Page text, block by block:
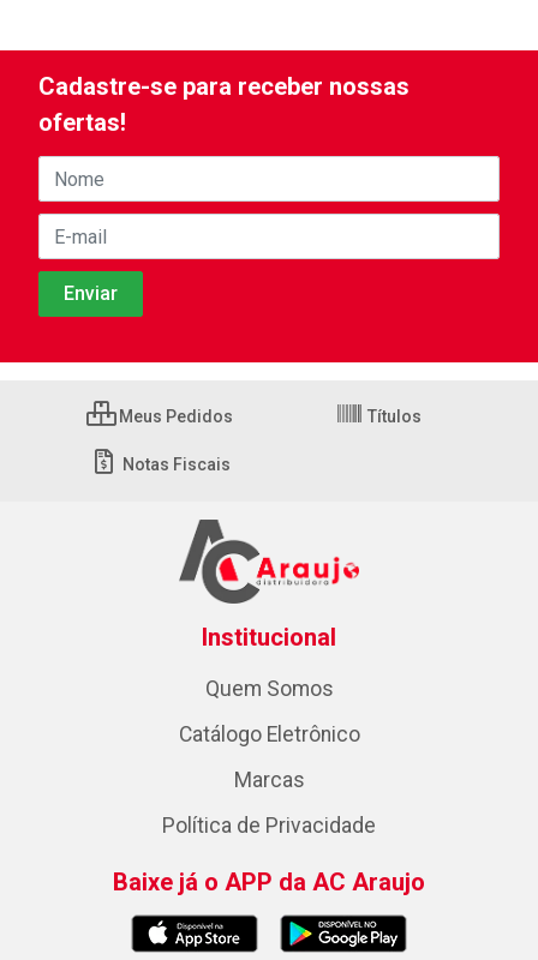
Cadastre-se para receber nossas
ofertas!
Meus Pedidos Títulos
Notas Fiscais
Institucional
Quem Somos
Catálogo Eletrônico
Marcas
Política de Privacidade
Baixe já o APP da AC Araujo